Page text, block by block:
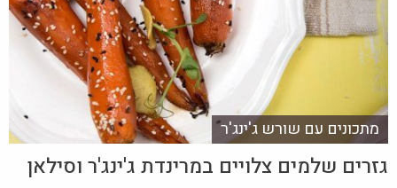
מתכונים עם שורש ג'ינג'ר
גזרים שלמים צלויים במרינדת ג'ינג'ר וסילאן